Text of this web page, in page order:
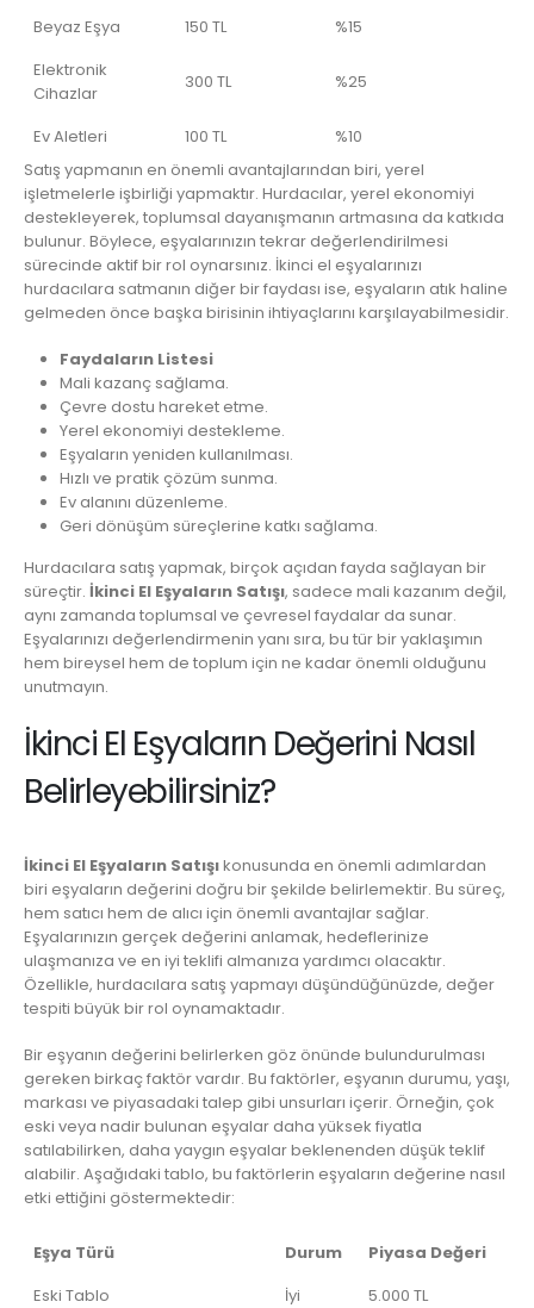
Beyaz Eşya
150 TL
%15
Elektronik
Cihazlar
300 TL %25
Ev Aletleri 100 TL
%10
Satış yapmanın en önemli avantajlarından biri, yerel
işletmelerle işbirliği yapmaktır. Hurdacılar, yerel ekonomiyi
destekleyerek, toplumsal dayanışmanın artmasına da katkıda
bulunur. Böylece, eşyalarınızın tekrar değerlendirilmesi
sürecinde aktif bir rol oynarsınız. İkinci el eşyalarınızı
hurdacılara satmanın diğer bir faydası ise, eşyaların atık haline
gelmeden önce başka birisinin ihtiyaçlarını karşılayabilmesidir.
Faydaların Listesi
Mali kazanç sağlama.
Çevre dostu hareket etme.
Yerel ekonomiyi destekleme.
Eşyaların yeniden kullanılması.
Hızlı ve pratik çözüm sunma.
Ev alanını düzenleme.
Geri dönüşüm süreçlerine katkı sağlama.
Hurdacılara satış yapmak, birçok açıdan fayda sağlayan bir
süreçtir. İkinci El Eşyaların Satışı, sadece mali kazanım değil,
aynı zamanda toplumsal ve çevresel faydalar da sunar.
Eşyalarınızı değerlendirmenin yanı sıra, bu tür bir yaklaşımın
hem bireysel hem de toplum için ne kadar önemli olduğunu
unutmayın.
İkinci El Eşyaların Değerini Nasıl
Belirleyebilirsiniz?
İkinci El Eşyaların Satışıkonusunda en önemli adımlardan
biri eşyaların değerini doğru bir şekilde belirlemektir. Bu süreç,
hem satıcı hem de alıcı için önemli avantajlar sağlar.
Eşyalarınızın gerçek değerini anlamak, hedeflerinize
ulaşmanıza ve en iyi teklifi almanıza yardımcı olacaktır.
Özellikle, hurdacılara satış yapmayı düşündüğünüzde, değer
tespiti büyük bir rol oynamaktadır.
Bir eşyanın değerini belirlerken göz önünde bulundurulması
gereken birkaç faktör vardır. Bu faktörler, eşyanın durumu, yaşı,
markası ve piyasadaki talep gibi unsurları içerir. Örneğin, çok
eski veya nadir bulunan eşyalar daha yüksek fiyatla
satılabilirken, daha yaygın eşyalar beklenenden düşük teklif
alabilir. Aşağıdaki tablo, bu faktörlerin eşyaların değerine nasıl
etki ettiğini göstermektedir:
Eşya Türü Durum
Piyasa Değeri
Eski Tablo
İyi 5.000 TL